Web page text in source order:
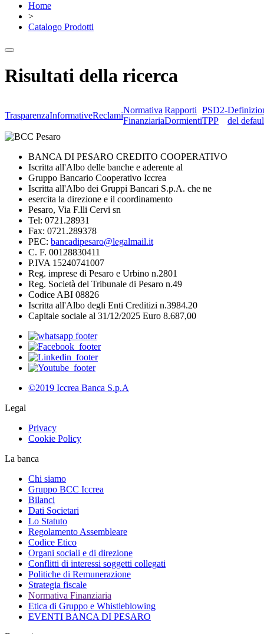
Home
>
Catalogo Prodotti
Risultati della ricerca
TrasparenzaInformativeReclami
Normativa
Finanziaria
Rapporti
Dormienti
PSD2-
TPP
del
BANCA DI PESARO CREDITO COOPERATIVO
Iscritta all'Albo delle banche e aderente al
Gruppo Bancario Cooperativo Iccrea
Iscritta all'Albo dei Gruppi Bancari S.p.A. che ne
esercita la direzione e il coordinamento
Pesaro, Via F.lli Cervi sn
Tel: 0721.28931
Fax: 0721.289378
PEC: bancadipesaro@legalmail.it
C. F. 00128830411
P.IVA 15240741007
Reg. imprese di Pesaro e Urbino n.2801
Reg. Società del Tribunale di Pesaro n.49
Codice ABI 08826
Iscritta all'Albo degli Enti Creditizi n.3984.20
Capitale sociale al 31/12/2025 Euro 8.687,00
©2019 Iccrea Banca S.p.A
Legal
Privacy
Cookie Policy
La banca
Chi siamo
Gruppo BCC Iccrea
Bilanci
Dati Societari
Lo Statuto
Regolamento Assembleare
Codice Etico
Organi sociali e di direzione
Conflitti di interessi soggetti collegati
Politiche di Remunerazione
Strategia fiscale
Normativa Finanziaria
Etica di Gruppo e Whistleblowing
EVENTI BANCA DI PESARO